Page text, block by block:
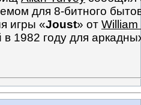
для 8-битного
игры «Joust» от
1982 году для